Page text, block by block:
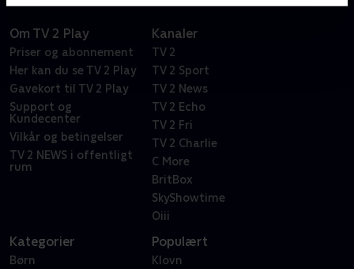
Om TV 2 Play
Priser og abonnement
Her kan du se TV 2 Play
Gavekort til TV 2 Play
Support og
Kundecenter
Vilkår og betingelser
TV 2 NEWS i offentligt
rum
Kanaler
TV 2
TV 2 Sport
TV 2 News
TV 2 Echo
TV 2 Fri
TV 2 Charlie
C More
BritBox
SkyShowtime
Oiii
Kategorier
Børn
Populært
Klovn